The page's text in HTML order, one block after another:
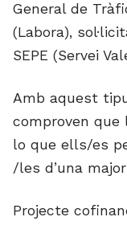
General de
(Labora),
SEPE (Servei
Amb aquest
comproven que
lo que ells/es
/les d’una
Projecte